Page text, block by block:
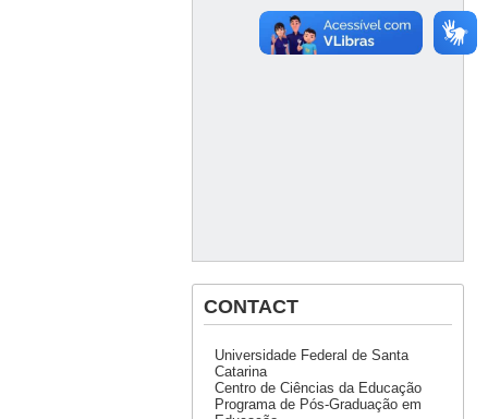
CONTACT
Universidade Federal de Santa
Catarina
Centro de Ciências da Educação
Programa de Pós-Graduação em